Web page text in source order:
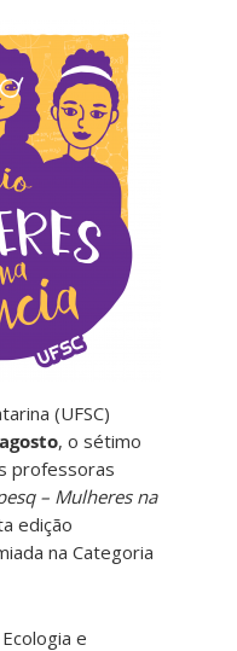
(UFSC)
, o sétimo
professoras
– Mulheres na
edição
na Categoria
e